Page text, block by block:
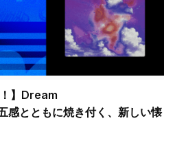
】Dream
とともに焼き付く、新しい懐